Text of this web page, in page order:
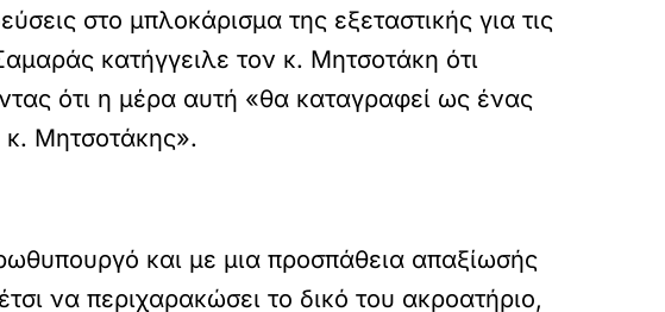
στο μπλοκάρισμα της εξεταστικής για τις
κατήγγειλε τον κ. Μητσοτάκη ότι
ότι η μέρα αυτή «θα καταγραφεί ως ένας
κ. Μητσοτάκης».
και με μια προσπάθεια απαξίωσής
να περιχαρακώσει το δικό του ακροατήριο,